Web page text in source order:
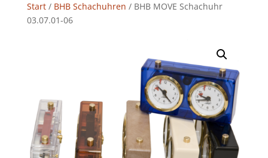
Start/ BHB Schachuhren / BHB MOVE Schachuhr
03.07.01-06